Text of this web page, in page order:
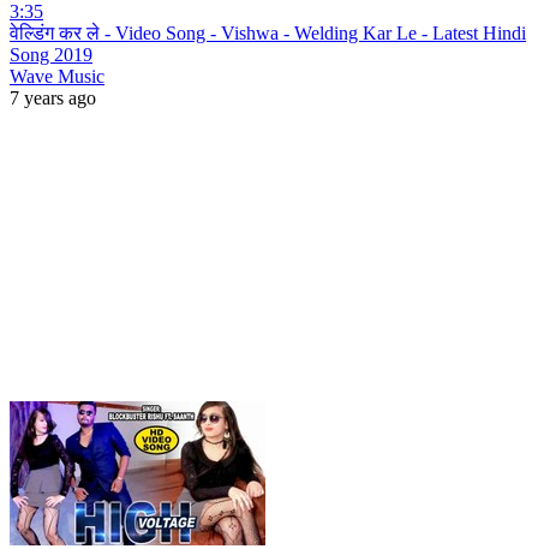
3:35
वेल्डिंग कर ले - Video Song - Vishwa - Welding Kar Le - Latest Hindi
Song 2019
Wave Music
7 years ago